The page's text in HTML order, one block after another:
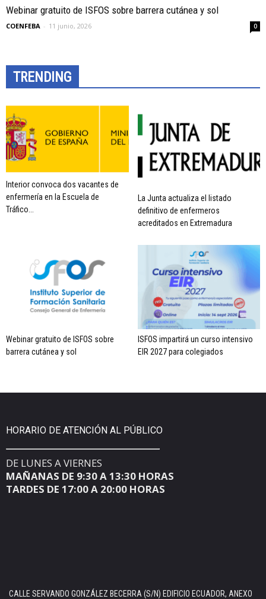
Webinar gratuito de ISFOS sobre barrera cutánea y sol
COENFEBA - 11 junio, 2026 0
TRENDING
Interior convoca dos vacantes de
enfermería en la Escuela de
Tráfico...
La Junta actualiza el listado
definitivo de enfermeros
acreditados en Extremadura
Webinar gratuito de ISFOS sobre
barrera cutánea y sol
ISFOS impartirá un curso intensivo
EIR 2027 para colegiados
HORARIO DE ATENCIÓN AL PÚBLICO
DE LUNES A VIERNES
MAÑANAS DE 9:30 A 13:30 HORAS
TARDES DE 17:00 A 20:00 HORAS
CALLE SERVANDO GONZÁLEZ BECERRA (S/N) EDIFICIO ECUADOR, ANEXO